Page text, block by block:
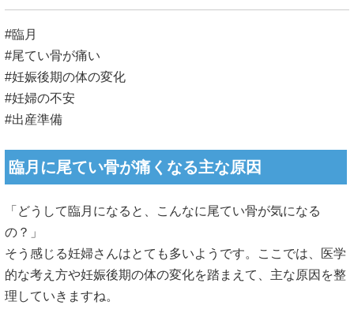
#臨月
#尾てい骨が痛い
#妊娠後期の体の変化
#妊婦の不安
#出産準備
臨月に尾てい骨が痛くなる主な原因
「どうして臨月になると、こんなに尾てい骨が気になる
の？」
そう感じる妊婦さんはとても多いようです。ここでは、医学
的な考え方や妊娠後期の体の変化を踏まえて、主な原因を整
理していきますね。